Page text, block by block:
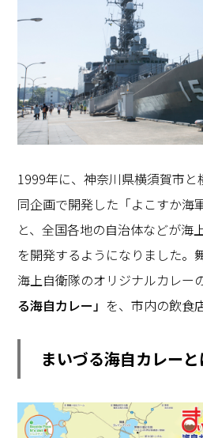
1999年に、神奈川県横須賀市
同企画で開発した「よこすか海
と、全国各地の自治体などが海
を開発するようになりました。
海上自衛隊のオリジナルカレー
る海自カレー」 を、市内の飲食
まいづる海自カレーと